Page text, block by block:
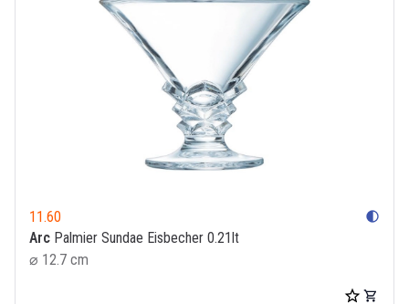
11.60 contrast
Arc Palmier Sundae Eisbecher 0.21lt
⌀ 12.7 cm